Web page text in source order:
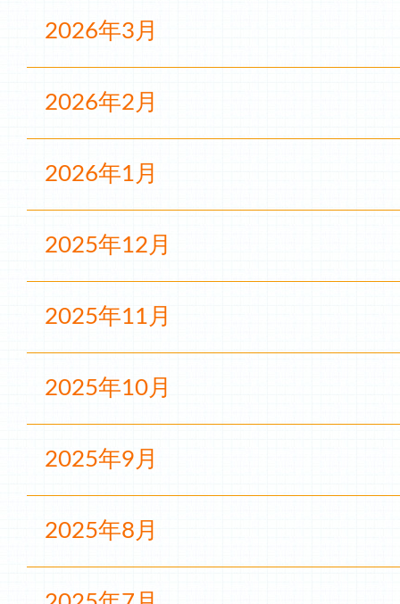
2026年3月
2026年2月
2026年1月
2025年12月
2025年11月
2025年10月
2025年9月
2025年8月